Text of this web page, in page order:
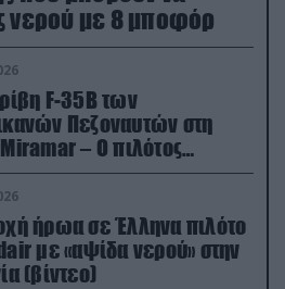
νερού με 8 μποφόρ
F-35B των
Πεζοναυτών στη
– Ο πιλότος
εγκαίρως
ήρωα σε Έλληνα πιλότο
με «αψίδα νερού» στην
(βίντεο)